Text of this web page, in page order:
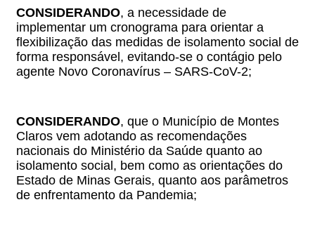
CONSIDERANDO, a necessidade de
implementar um cronograma para orientar a
flexibilização das medidas de isolamento social de
forma responsável, evitando-se o contágio pelo
agente Novo Coronavírus – SARS-CoV-2;
CONSIDERANDO, que o Município de Montes
Claros vem adotando as recomendações
nacionais do Ministério da Saúde quanto ao
isolamento social, bem como as orientações do
Estado de Minas Gerais, quanto aos parâmetros
de enfrentamento da Pandemia;